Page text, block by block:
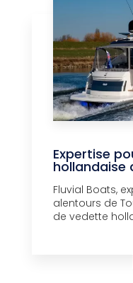
Expertise
hollandaise
Fluvial Boats,
alentours de
de vedette